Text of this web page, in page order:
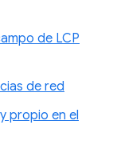
de LCP
de red
propio en el